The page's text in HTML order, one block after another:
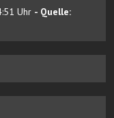
Uhr - Quelle: